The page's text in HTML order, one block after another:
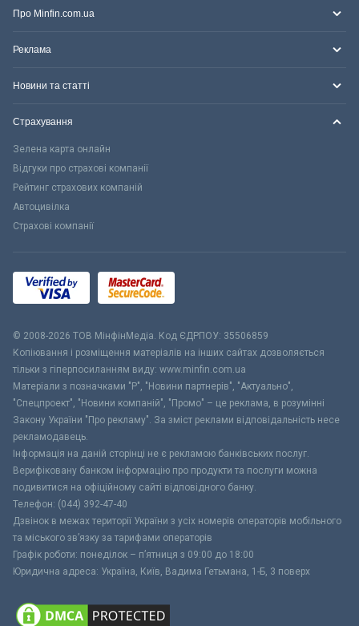
Про Minfin.com.ua
Реклама
Новини та статті
Страхування
Зелена карта онлайн
Відгуки про страхові компанії
Рейтинг страхових компаній
Автоцивілка
Страхові компанії
© 2008-2026 ТОВ МiнфiнМедiа. Код ЄДРПОУ: 35506859
Копіювання і розміщення матеріалів на інших сайтах дозволяється
тільки з гіперпосиланням виду: www.minfin.com.ua
Матеріали з позначками "Р", "Новини партнерів", "Актуально",
"Спецпроект", "Новини компаній", "Промо" – це реклама, в розумінні
Закону України "Про рекламу". За зміст реклами відповідальність несе
рекламодавець.
Інформація на даній сторінці не є рекламою банківських послуг.
Верифіковану банком інформацію про продукти та послуги можна
подивитися на офіційному сайті відповідного банку.
Телефон: (044) 392-47-40
Дзвінок в межах території України з усіх номерів операторів мобільного
та міського зв’язку за тарифами операторів
Графік роботи: понеділок – п’ятниця з 09:00 до 18:00
Юридична адреса: Україна, Київ, Вадима Гетьмана, 1-Б, 3 поверх